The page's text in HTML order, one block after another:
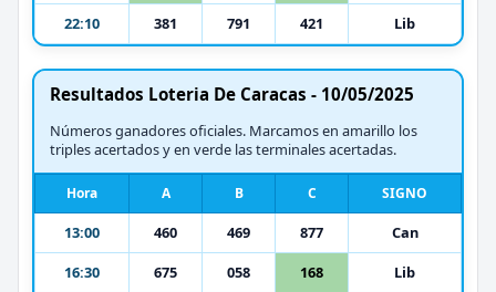
22:10
381 791 421 Lib
Resultados Loteria De Caracas - 10/05/2025
Números ganadores oficiales. Marcamos en amarillo los
triples acertados y en verde las terminales acertadas.
Hora A B C SIGNO
13:00 460 469 877
Can
16:30
675 058 168
Lib